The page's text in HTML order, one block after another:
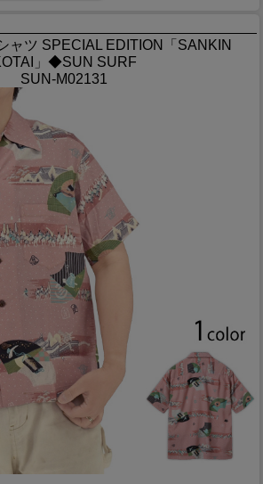
ャツ SPECIAL EDITION「SANKIN
」◆SUN SURF
SUN-M02131